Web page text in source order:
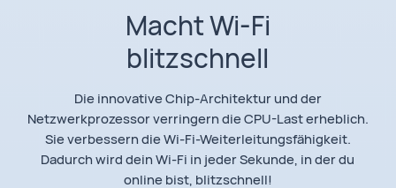
Macht Wi-Fi
blitzschnell
Die innovative Chip-Architektur und der
Netzwerkprozessor verringern die CPU-Last erheblich.
Sie verbessern die Wi-Fi-Weiterleitungsfähigkeit.
Dadurch wird dein Wi-Fi in jeder Sekunde, in der du
online bist, blitzschnell!